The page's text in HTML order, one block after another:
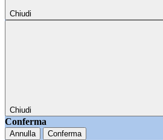
Chiudi
Chiudi
Conferma
Annulla Conferma